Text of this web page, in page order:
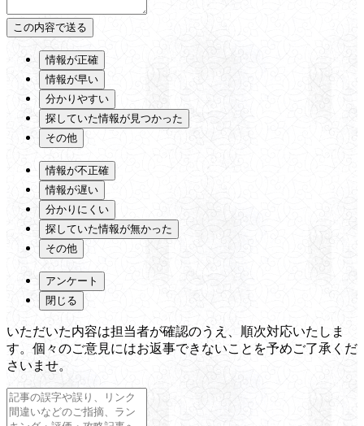
情報が正確
情報が早い
分かりやすい
探していた情報が見つかった
その他
情報が不正確
情報が遅い
分かりにくい
探していた情報が無かった
その他
アンケート
閉じる
いただいた内容は担当者が確認のうえ、順次対応いたしま
す。個々のご意見にはお返事できないことを予めご了承くだ
さいませ。